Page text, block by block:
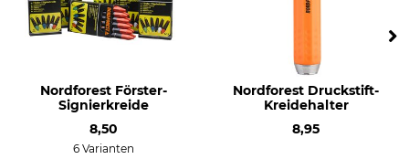
Nordforest Förster-
Signierkreide
8,50
6 Varianten
Nordforest Druckstift-
Kreidehalter
8,95